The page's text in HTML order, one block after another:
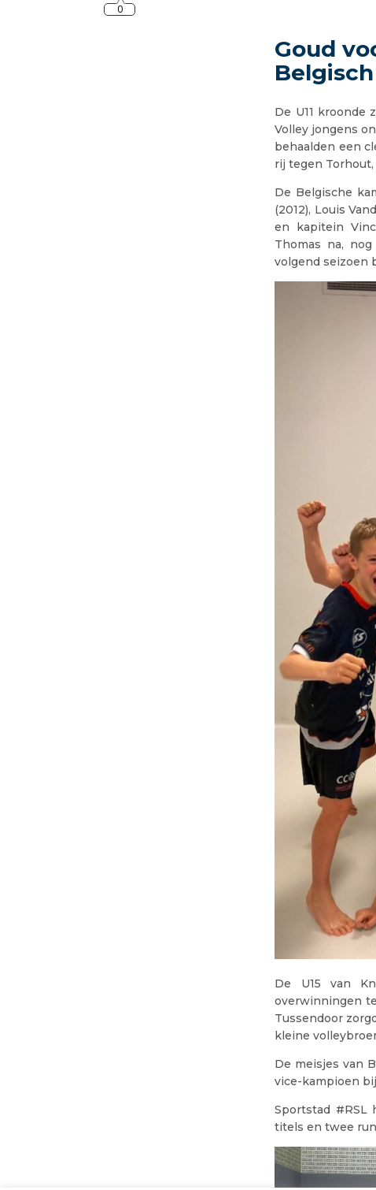
0
Goud
De U11 kroonde
Volley jongens
behaalden een
rij tegen
De Belgische
(2012), Louis
en kapitein
Thomas na,
volgend seizoen
De U15 van
overwinningen
Tussendoor
kleine
De meisjes van
vice-kampioen bij
Sportstad #RSL
titels en twee